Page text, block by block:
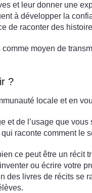
et leur donner une
à développer la
de raconter des
moyen de
?
locale et en
et de l’usage que
raconte comment
ce peut être un
ou écrire votre
des livres de récits se